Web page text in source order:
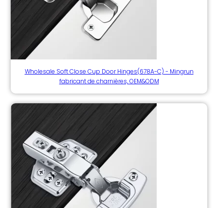
Wholesale Soft Close Cup Door Hinges(678A-C) - Mingrun
fabricant de charnières, OEM&ODM